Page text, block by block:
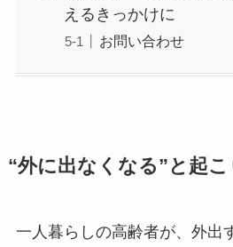
えるきっかけに
お問い合わせ
“外に出なくなる”と起
一人暮らしの高齢者が、外出